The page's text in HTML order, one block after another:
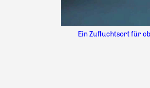
Ein Zufluchtsort für